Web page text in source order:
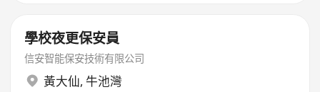
學校夜更保安員
信安智能保安技術有限公司
黃大仙, 牛池灣